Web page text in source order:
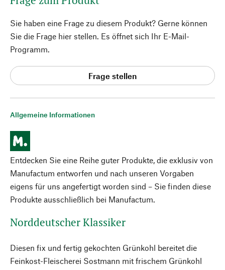
Allgemeine Informationen
Entdecken Sie eine Reihe guter Produkte, die exklusiv von
Manufactum entworfen und nach unseren Vorgaben
eigens für uns angefertigt worden sind – Sie finden diese
Produkte ausschließlich bei Manufactum.
Norddeutscher Klassiker
Diesen fix und fertig gekochten Grünkohl bereitet die
Feinkost-Fleischerei Sostmann mit frischem Grünkohl
Sie haben eine Frage zu diesem Produkt? Gerne können
Sie die Frage hier stellen. Es öffnet sich Ihr E-Mail-
Programm.
Frage stellen